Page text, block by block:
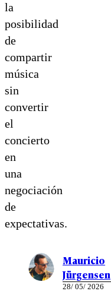
la
posibilidad
de
compartir
música
sin
convertir
el
concierto
en
una
negociación
de
expectativas.
Mauricio
Jürgensen
28/ 05/ 2026